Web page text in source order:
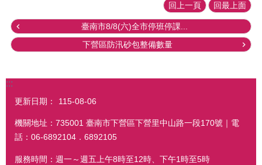
回上一頁 回最上面
臺南市8/8(六)全市停班停課...
下營區防汛砂包整備數量
:::
更新日期： 115-08-06
機關地址：735001 臺南市下營區下營里中山路一段170號｜電
話：06-6892104．6892105
服務時間：週一～週五上午8時至12時、下午1時至5時